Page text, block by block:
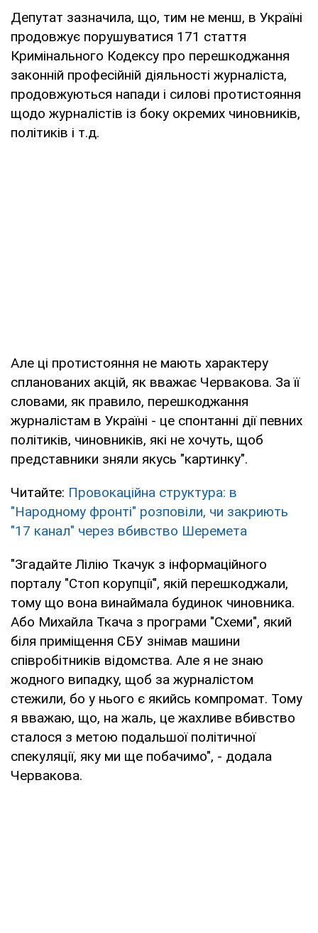
Депутат зазначила, що, тим не менш, в Україні
продовжує порушуватися 171 стаття
Кримінального Кодексу про перешкоджання
законній професійній діяльності журналіста,
продовжуються напади і силові протистояння
щодо журналістів із боку окремих чиновників,
політиків і т.д.
Але ці протистояння не мають характеру
спланованих акцій, як вважає Червакова. За її
словами, як правило, перешкоджання
журналістам в Україні - це спонтанні дії певних
політиків, чиновників, які не хочуть, щоб
представники зняли якусь "картинку".
Читайте: Провокаційна структура: в
"Народному фронті" розповіли, чи закриють
"17 канал" через вбивство Шеремета
"Згадайте Лілію Ткачук з інформаційного
порталу "Стоп корупції", якій перешкоджали,
тому що вона винаймала будинок чиновника.
Або Михайла Ткача з програми "Схеми", який
біля приміщення СБУ знімав машини
співробітників відомства. Але я не знаю
жодного випадку, щоб за журналістом
стежили, бо у нього є якийсь компромат. Тому
я вважаю, що, на жаль, це жахливе вбивство
сталося з метою подальшої політичної
спекуляції, яку ми ще побачимо", - додала
Червакова.